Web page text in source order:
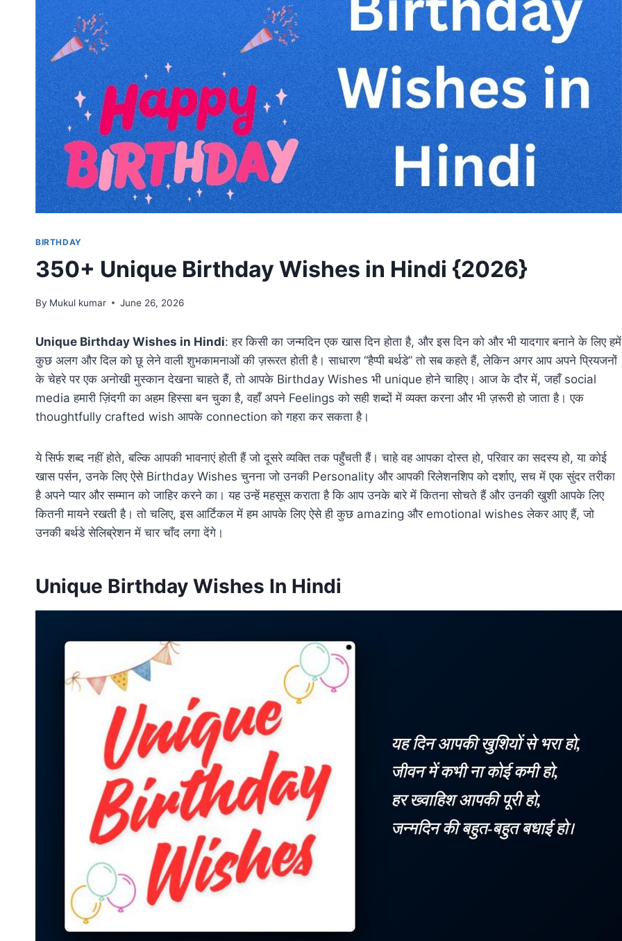
BIRTHDAY
350+ Unique Birthday Wishes in Hindi {2026}
By Mukul kumar June 26, 2026
Unique Birthday Wishes in Hindi: हर किसी का जन्मदिन एक खास दिन होता है, और इस दिन को और भी यादगार बनाने के लिए हमें
कुछ अलग और दिल को छू लेने वाली शुभकामनाओं की ज़रूरत होती है। साधारण “हैप्पी बर्थडे” तो सब कहते हैं, लेकिन अगर आप अपने प्रियजनों
के चेहरे पर एक अनोखी मुस्कान देखना चाहते हैं, तो आपके Birthday Wishes भी unique होने चाहिए। आज के दौर में, जहाँ social
media हमारी ज़िंदगी का अहम हिस्सा बन चुका है, वहाँ अपने Feelings को सही शब्दों में व्यक्त करना और भी ज़रूरी हो जाता है। एक
thoughtfully crafted wish आपके connection को गहरा कर सकता है।
ये सिर्फ शब्द नहीं होते, बल्कि आपकी भावनाएं होती हैं जो दूसरे व्यक्ति तक पहुँचती हैं। चाहे वह आपका दोस्त हो, परिवार का सदस्य हो, या कोई
खास पर्सन, उनके लिए ऐसे Birthday Wishes चुनना जो उनकी Personality और आपकी रिलेशनशिप को दर्शाए, सच में एक सुंदर तरीका
है अपने प्यार और सम्मान को जाहिर करने का। यह उन्हें महसूस कराता है कि आप उनके बारे में कितना सोचते हैं और उनकी खुशी आपके लिए
कितनी मायने रखती है। तो चलिए, इस आर्टिकल में हम आपके लिए ऐसे ही कुछ amazing और emotional wishes लेकर आए हैं, जो
उनकी बर्थडे सेलिब्रेशन में चार चाँद लगा देंगे।
Unique Birthday Wishes In Hindi